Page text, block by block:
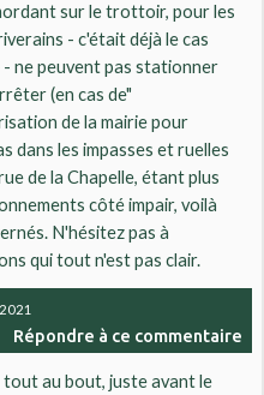
sur le trottoir, pour les
- c'était déjà le cas
- ne peuvent pas stationner
(en cas de"
de la mairie pour
dans les impasses et ruelles
de la Chapelle, étant plus
côté impair, voilà
N'hésitez pas à
qui tout n'est pas clair.
Répondre à ce commentaire
tout au bout, juste avant le